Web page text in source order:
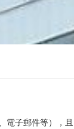
子郵件等），